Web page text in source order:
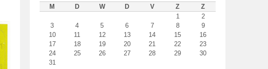
M D W D V Z
Z
1
2
3
4 5 6 7 8
9
10
11 12 13 14 15
16
17
18 19 20 21 22
23
24
25 26 27 28 29
30
31